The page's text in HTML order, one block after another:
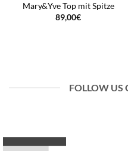
Mary&Yve Top mit Spitze
89,00€
FOLLOW US